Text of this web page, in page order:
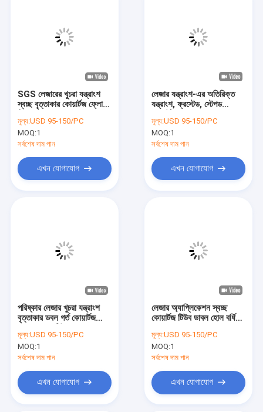
কারখানা পরিদর্শন
আমাদের সাথে যোগাযোগ
SGS লেজারের খুচরা যন্ত্রাংশ
স্বচ্ছ বৃত্তাকার কোয়ার্টজ ফ্লো
মূল্য:USD 95-150/PC
MOQ:1
সর্বশেষ দাম পান
এখন যোগাযোগ
লেজার যন্ত্রাংশ-এর অতিরিক্ত
যন্ত্রাংশ, ফ্রস্টেড, স্টেপড
উপবৃত্তাকার আকৃতি, দুটি ছিদ্র
মূল্য:USD 95-150/PC
MOQ:1
সর্বশেষ দাম পান
এখন যোগাযোগ
পরিষ্কার লেজার খুচরা যন্ত্রাংশ
বৃত্তাকার ডবল গর্ত কোয়ার্টজ
মূল্য:USD 95-150/PC
MOQ:1
সর্বশেষ দাম পান
এখন যোগাযোগ
লেজার অ্যাপ্লিকেশন স্বচ্ছ
কোয়ার্টজ টিউব ডাবল হোল বর্ধিত
মূল্য:USD 95-150/PC
MOQ:1
সর্বশেষ দাম পান
এখন যোগাযোগ